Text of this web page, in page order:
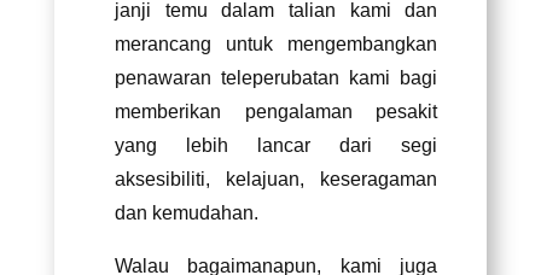
janji temu dalam talian kami dan
merancang untuk mengembangkan
penawaran teleperubatan kami bagi
memberikan pengalaman pesakit
yang lebih lancar dari segi
aksesibiliti, kelajuan, keseragaman
dan kemudahan.
Walau bagaimanapun, kami juga